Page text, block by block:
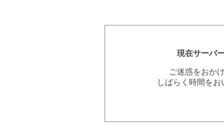
現在サーバ
ご迷惑をおか
しばらく時間を